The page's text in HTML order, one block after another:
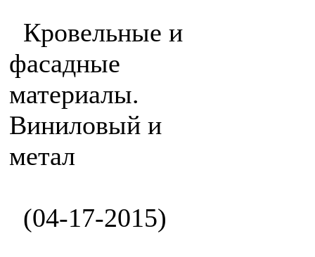
Кровельные и
фасадные
материалы.
Виниловый и
метал
(04-17-2015)